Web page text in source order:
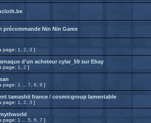
précommande Nin Nin Game
page: 1 2 3 ]
d'un acheteur cylar_59 sur Ebay
page: 1 2 ]
page: 1 7 8 9 ]
tamashii france / cosmicgroup lamentable
page: 1 2 3 ]
page: 1 5 6 7 ]